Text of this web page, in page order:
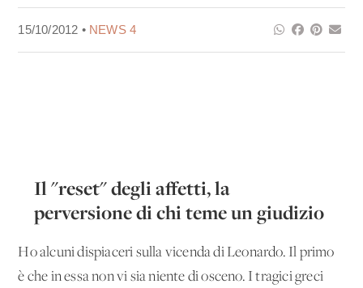
15/10/2012 • NEWS 4
Il "reset" degli affetti, la
perversione di chi teme un giudizio
Ho alcuni dispiaceri sulla vicenda di Leonardo. Il primo
è che in essa non vi sia niente di osceno. I tragici greci